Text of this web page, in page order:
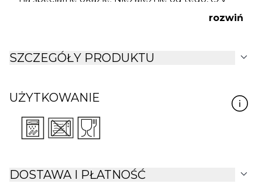
sytuacji, podkreślając zarówno smak napoju, jak
rozwiń
SZCZEGÓŁY PRODUKTU expand_more
UŻYTKOWANIE
DOSTAWA I PŁATNOŚĆ expand_more